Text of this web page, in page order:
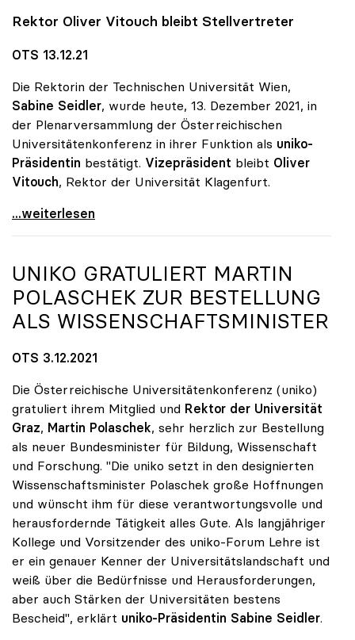
Rektor Oliver Vitouch bleibt Stellvertreter
OTS 13.12.21
Die Rektorin der Technischen Universität Wien,
Sabine Seidler, wurde heute, 13. Dezember 2021, in
der Plenarversammlung der Österreichischen
Universitätenkonferenz in ihrer Funktion als uniko-
Präsidentin bestätigt. Vizepräsident bleibt Oliver
Vitouch, Rektor der Universität Klagenfurt.
Sabine Seidler als uniko-Präsidentin wiedergewählt
...weiterlesen
UNIKO GRATULIERT MARTIN
POLASCHEK ZUR BESTELLUNG
ALS WISSENSCHAFTSMINISTER
OTS 3.12.2021
Die Österreichische Universitätenkonferenz (uniko)
gratuliert ihrem Mitglied und Rektor der Universität
Graz, Martin Polaschek, sehr herzlich zur Bestellung
als neuer Bundesminister für Bildung, Wissenschaft
und Forschung. "Die uniko setzt in den designierten
Wissenschaftsminister Polaschek große Hoffnungen
und wünscht ihm für diese verantwortungsvolle und
herausfordernde Tätigkeit alles Gute. Als langjähriger
Kollege und Vorsitzender des uniko-Forum Lehre ist
er ein genauer Kenner der Universitätslandschaft und
weiß über die Bedürfnisse und Herausforderungen,
aber auch Stärken der Universitäten bestens
Bescheid", erklärt uniko-Präsidentin Sabine Seidler.